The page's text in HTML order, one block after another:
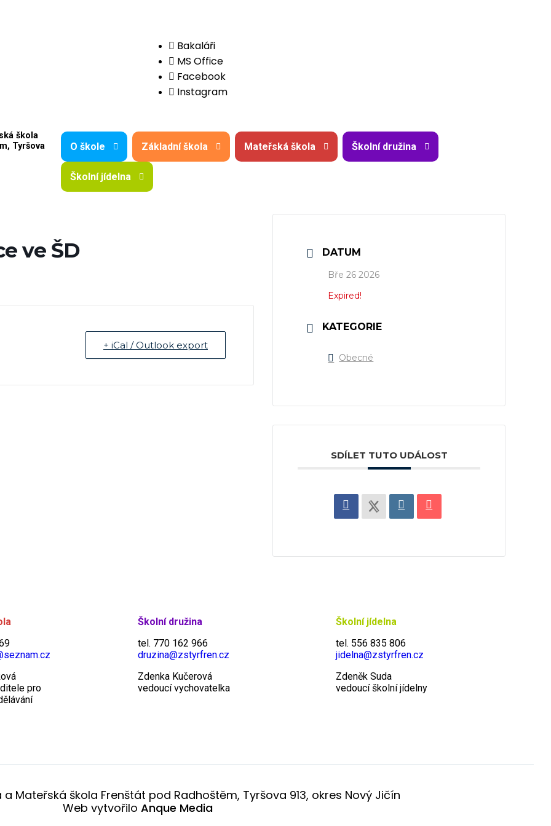
Bakaláři
MS Office
Facebook
Instagram
škola
Tyršova
O škole Základní škola Mateřská škola Školní družina
Školní jídelna
ve ŠD
+ iCal / Outlook export
DATUM
Bře 26 2026
Expired!
KATEGORIE
Obecné
SDÍLET TUTO UDÁLOST
pro
Školní družina
tel. 770 162 966
druzina@zstyrfren.cz
Zdenka Kučerová
vedoucí vychovatelka
Školní jídelna
tel. 556 835 806
jidelna@zstyrfren.cz
Zdeněk Suda
vedoucí školní jídelny
Mateřská škola Frenštát pod Radhoštěm, Tyršova 913, okres Nový Jičín
Web vytvořilo Anque Media